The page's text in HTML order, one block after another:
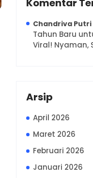
Komentar
Chandriva Putri
Tahun Baru
Viral! Nyaman,
Arsip
April 2026
Maret 2026
Februari 2026
Januari 2026